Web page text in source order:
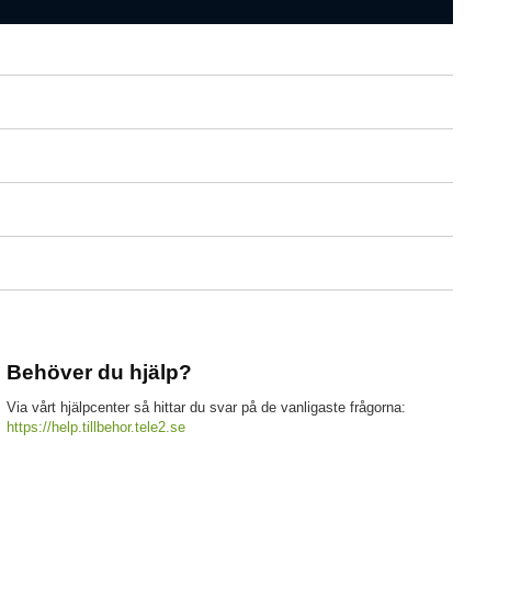
Behöver du hjälp?
Via vårt hjälpcenter så hittar du svar på de vanligaste frågorna:
https://help.tillbehor.tele2.se